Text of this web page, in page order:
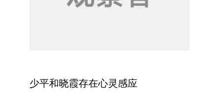
少平和晓霞存在心灵感应